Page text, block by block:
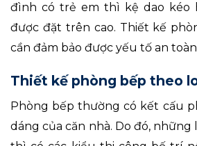
đình có trẻ em thì kệ dao kéo
được đặt trên cao. Thiết kế
cần đảm bảo được yếu tố an
Thiết kế phòng bếp theo
Phòng bếp thường có kết cấu
dáng của căn nhà. Do đó, những